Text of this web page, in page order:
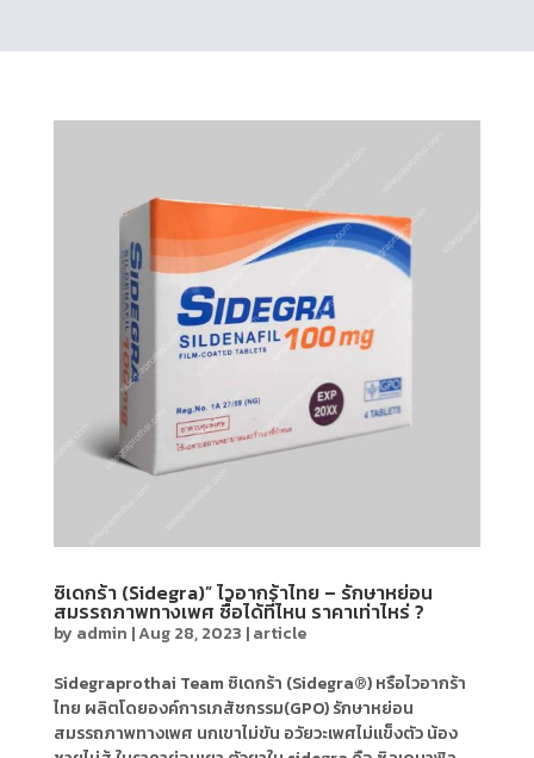
ซิเดกร้า (Sidegra)” ไวอากร้าไทย – รักษาหย่อน
สมรรถภาพทางเพศ ซื้อได้ที่ไหน ราคาเท่าไหร่ ?
by admin |Aug 28, 2023 |article
Sidegraprothai Team ซิเดกร้า (Sidegra®) หรือไวอากร้า
ไทย ผลิตโดยองค์การเภสัชกรรม(GPO) รักษาหย่อน
สมรรถภาพทางเพศ นกเขาไม่ขัน อวัยวะเพศไม่แข็งตัว น้อง